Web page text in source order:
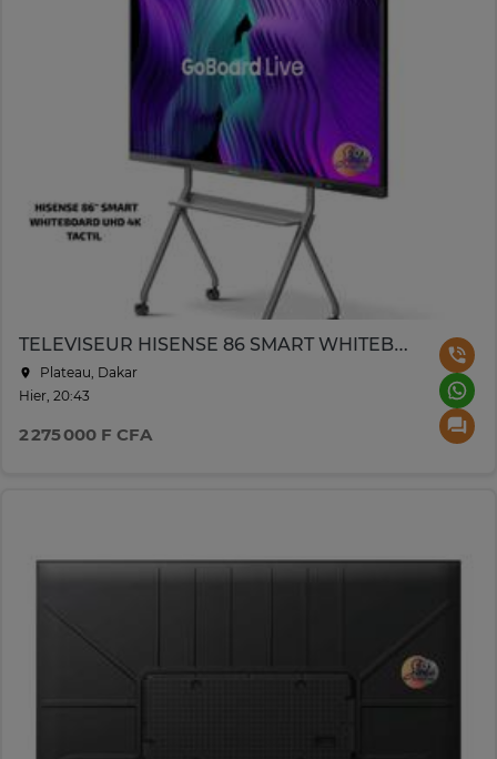
TELEVISEUR HISENSE 86 SMART WHITEBOARD UHD 4K TACTIL 86MR6DE
Plateau, Dakar
Hier, 20:43
2 275 000 F CFA